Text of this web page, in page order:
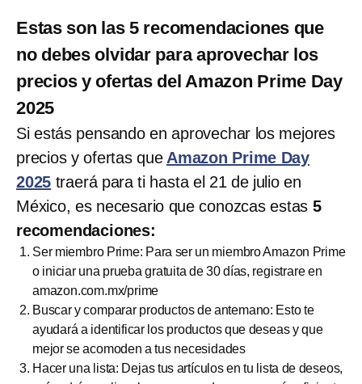
Estas son las 5 recomendaciones que
no debes olvidar para aprovechar los
precios y ofertas del Amazon Prime Day
2025
Si estás pensando en aprovechar los mejores
precios y ofertas que Amazon Prime Day
2025 traerá para ti hasta el 21 de julio en
México, es necesario que conozcas estas 5
recomendaciones:
Ser miembro Prime: Para ser un miembro Amazon Prime
o iniciar una prueba gratuita de 30 días, registrare en
amazon.com.mx/prime
Buscar y comparar productos de antemano: Esto te
ayudará a identificar los productos que deseas y que
mejor se acomoden a tus necesidades
Hacer una lista: Dejas tus artículos en tu lista de deseos,